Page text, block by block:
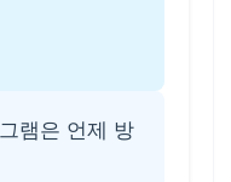
램은 언제 방